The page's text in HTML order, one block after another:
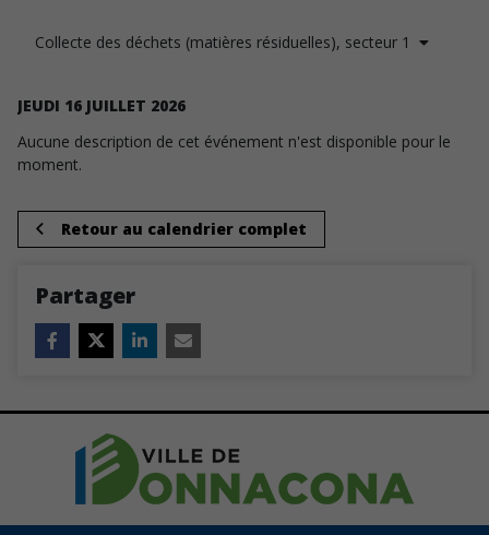
Collecte des déchets (matières résiduelles), secteur 1
JEUDI 16 JUILLET 2026
Aucune description de cet événement n'est disponible pour le
moment.
Retour au calendrier complet
Partager